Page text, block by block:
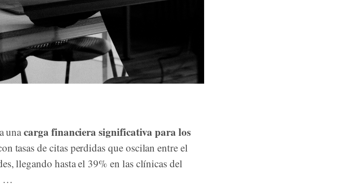
unacarga financiera significativa para los
tasas de citas perdidas que oscilan entre el
llegando hasta el 39% en las clínicas del
…